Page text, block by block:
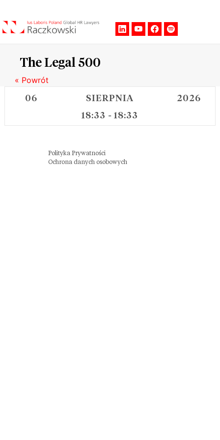
The Legal 500
« Powrót
06 SIERPNIA
2026
18:33 -18:33
Polityka Prywatności
Ochrona danych osobowych